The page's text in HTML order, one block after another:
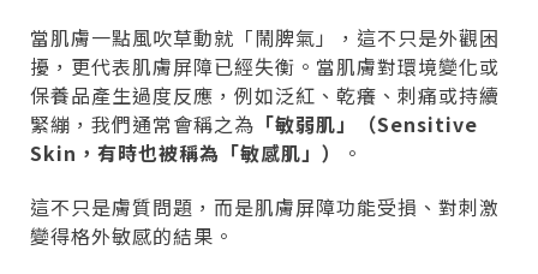
當肌膚一點風吹草動就「鬧脾氣」，這不只是外觀困
擾，更代表肌膚屏障已經失衡。當肌膚對環境變化或
保養品產生過度反應，例如泛紅、乾癢、刺痛或持續
緊繃，我們通常會稱之為 「敏弱肌」（Sensitive
Skin，有時也被稱為「敏感肌」）
。
這不只是膚質問題，而是肌膚屏障功能受損、對刺激
變得格外敏感的結果。